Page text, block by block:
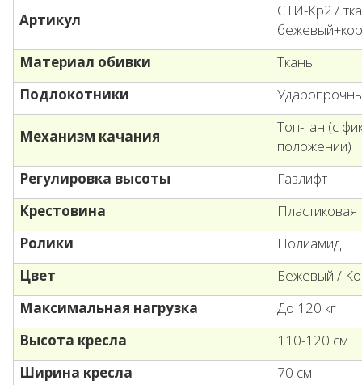
Артикул
СТИ-Кр27
Материал обивки
Ткань
Подлокотники
Механизм качания
Топ-ган (с
положении)
Регулировка высоты
Газлифт
Крестовина
Пластиковая
Ролики
Полиамид
Цвет
Бежевый /
Максимальная нагрузка
До 120 кг
Высота кресла
110-120 см
Ширина кресла
70 см